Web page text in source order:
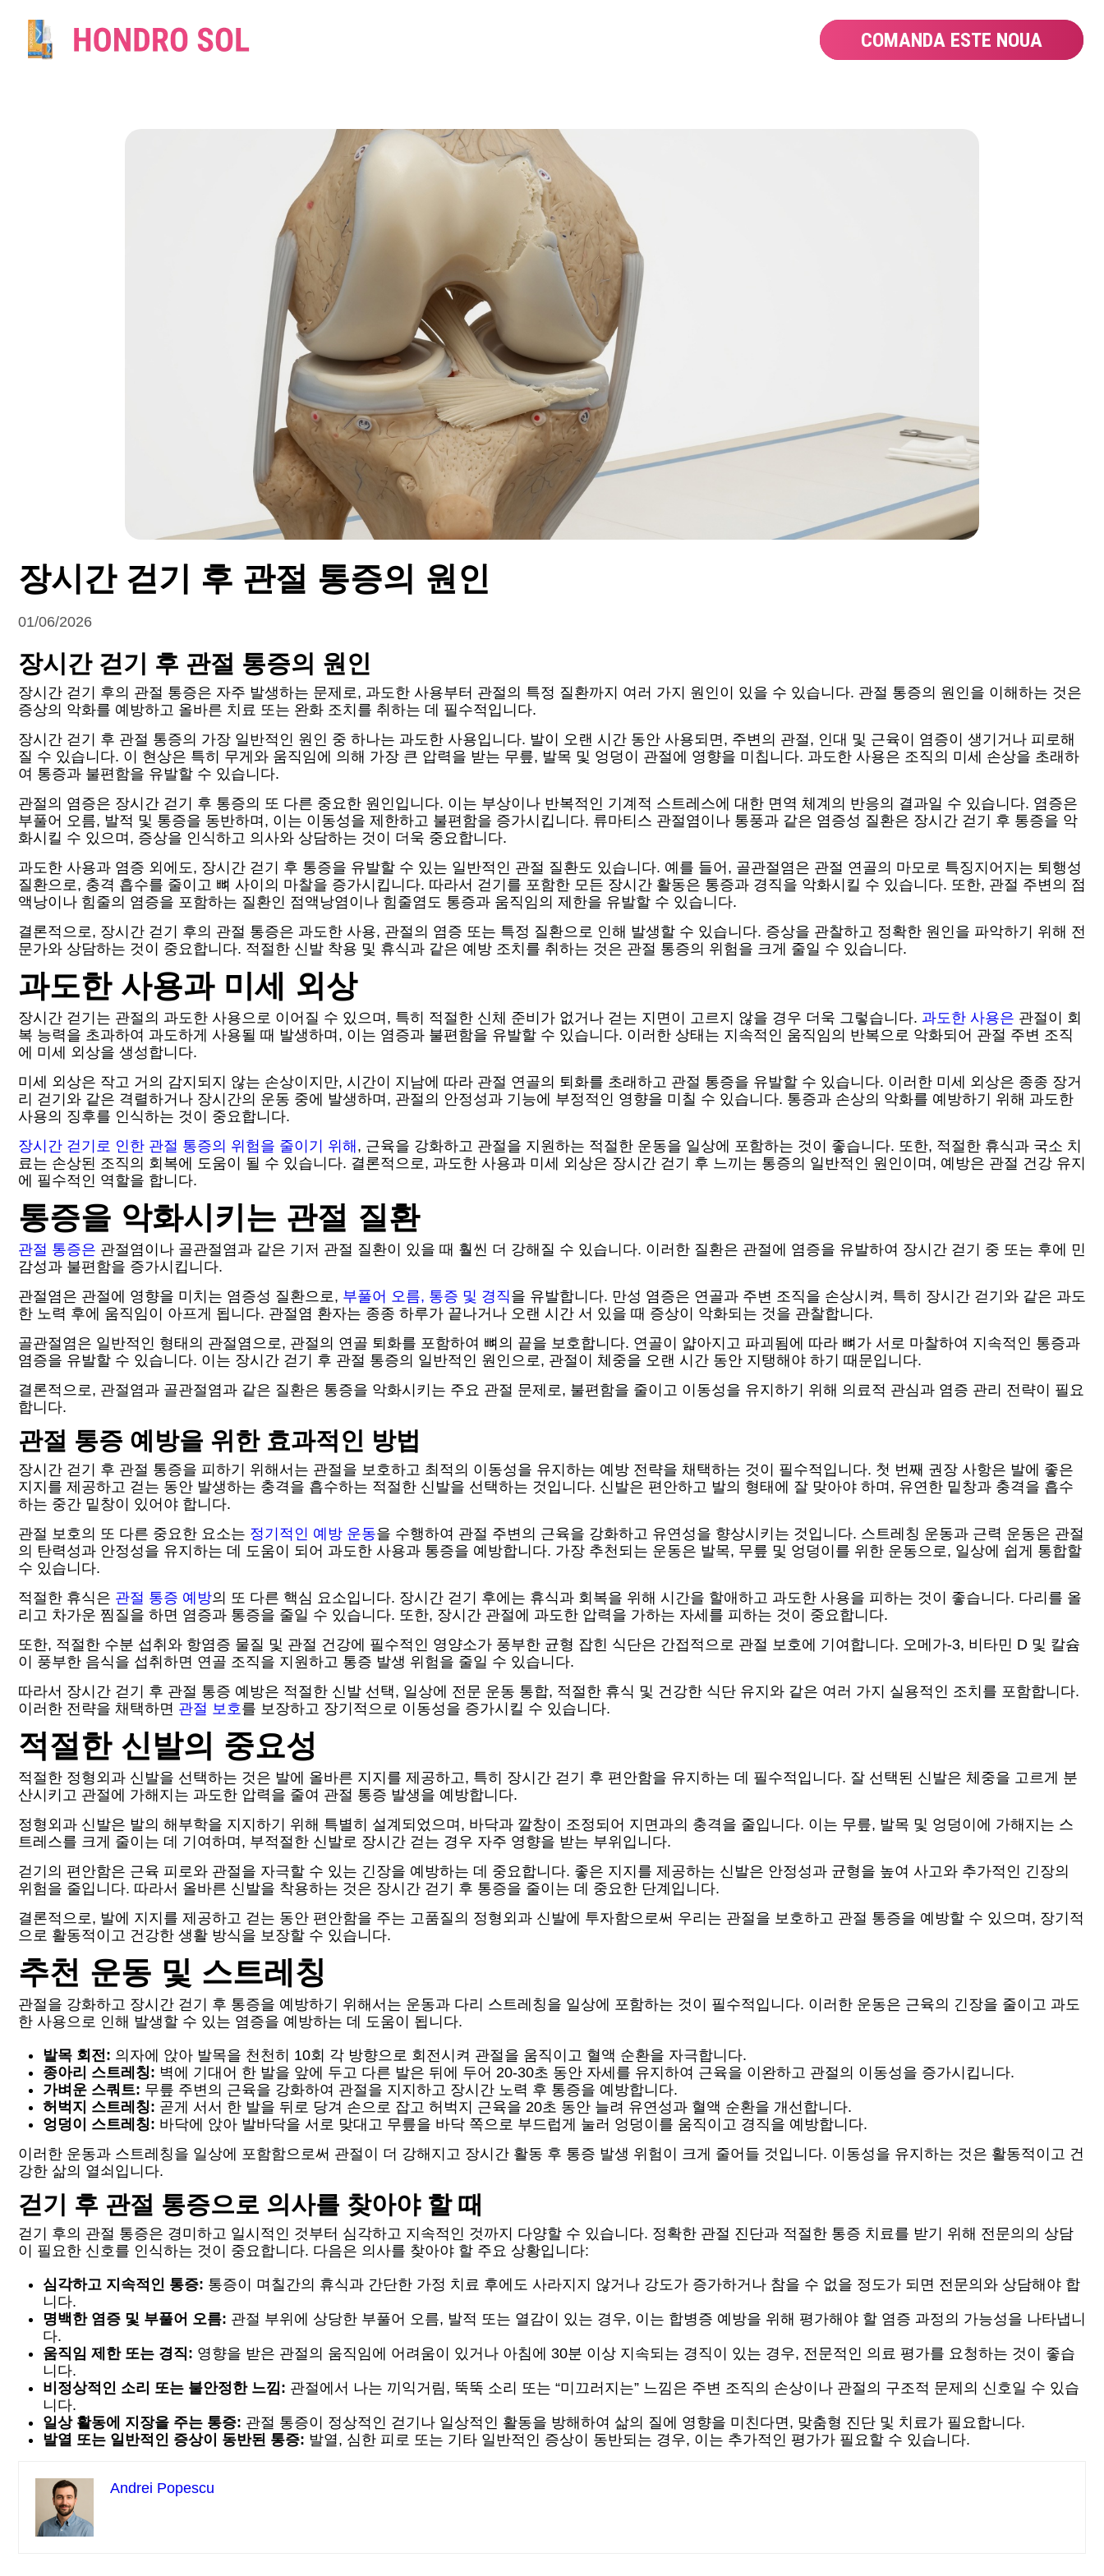
COMANDA ESTE NOUA
장시간 걷기 후 관절 통증의 원인
01/06/2026
장시간 걷기 후 관절 통증의 원인
장시간 걷기 후의 관절 통증은 자주 발생하는 문제로, 과도한 사용부터 관절의 특정 질환까지 여러 가지 원인이 있을 수 있습니다. 관절 통증의 원인을 이해하는 것은
증상의 악화를 예방하고 올바른 치료 또는 완화 조치를 취하는 데 필수적입니다.
장시간 걷기 후 관절 통증의 가장 일반적인 원인 중 하나는 과도한 사용입니다. 발이 오랜 시간 동안 사용되면, 주변의 관절, 인대 및 근육이 염증이 생기거나 피로해
질 수 있습니다. 이 현상은 특히 무게와 움직임에 의해 가장 큰 압력을 받는 무릎, 발목 및 엉덩이 관절에 영향을 미칩니다. 과도한 사용은 조직의 미세 손상을 초래하
여 통증과 불편함을 유발할 수 있습니다.
관절의 염증은 장시간 걷기 후 통증의 또 다른 중요한 원인입니다. 이는 부상이나 반복적인 기계적 스트레스에 대한 면역 체계의 반응의 결과일 수 있습니다. 염증은
부풀어 오름, 발적 및 통증을 동반하며, 이는 이동성을 제한하고 불편함을 증가시킵니다. 류마티스 관절염이나 통풍과 같은 염증성 질환은 장시간 걷기 후 통증을 악
화시킬 수 있으며, 증상을 인식하고 의사와 상담하는 것이 더욱 중요합니다.
과도한 사용과 염증 외에도, 장시간 걷기 후 통증을 유발할 수 있는 일반적인 관절 질환도 있습니다. 예를 들어, 골관절염은 관절 연골의 마모로 특징지어지는 퇴행성
질환으로, 충격 흡수를 줄이고 뼈 사이의 마찰을 증가시킵니다. 따라서 걷기를 포함한 모든 장시간 활동은 통증과 경직을 악화시킬 수 있습니다. 또한, 관절 주변의 점
액낭이나 힘줄의 염증을 포함하는 질환인 점액낭염이나 힘줄염도 통증과 움직임의 제한을 유발할 수 있습니다.
결론적으로, 장시간 걷기 후의 관절 통증은 과도한 사용, 관절의 염증 또는 특정 질환으로 인해 발생할 수 있습니다. 증상을 관찰하고 정확한 원인을 파악하기 위해 전
문가와 상담하는 것이 중요합니다. 적절한 신발 착용 및 휴식과 같은 예방 조치를 취하는 것은 관절 통증의 위험을 크게 줄일 수 있습니다.
과도한 사용과 미세 외상
장시간 걷기는 관절의 과도한 사용으로 이어질 수 있으며, 특히 적절한 신체 준비가 없거나 걷는 지면이 고르지 않을 경우 더욱 그렇습니다. 과도한 사용은 관절이 회
복 능력을 초과하여 과도하게 사용될 때 발생하며, 이는 염증과 불편함을 유발할 수 있습니다. 이러한 상태는 지속적인 움직임의 반복으로 악화되어 관절 주변 조직
에 미세 외상을 생성합니다.
미세 외상은 작고 거의 감지되지 않는 손상이지만, 시간이 지남에 따라 관절 연골의 퇴화를 초래하고 관절 통증을 유발할 수 있습니다. 이러한 미세 외상은 종종 장거
리 걷기와 같은 격렬하거나 장시간의 운동 중에 발생하며, 관절의 안정성과 기능에 부정적인 영향을 미칠 수 있습니다. 통증과 손상의 악화를 예방하기 위해 과도한
사용의 징후를 인식하는 것이 중요합니다.
장시간 걷기로 인한 관절 통증의 위험을 줄이기 위해 , 근육을 강화하고 관절을 지원하는 적절한 운동을 일상에 포함하는 것이 좋습니다. 또한, 적절한 휴식과 국소 치
료는 손상된 조직의 회복에 도움이 될 수 있습니다. 결론적으로, 과도한 사용과 미세 외상은 장시간 걷기 후 느끼는 통증의 일반적인 원인이며, 예방은 관절 건강 유지
에 필수적인 역할을 합니다.
통증을 악화시키는 관절 질환
관절 통증은 관절염이나 골관절염과 같은 기저 관절 질환이 있을 때 훨씬 더 강해질 수 있습니다. 이러한 질환은 관절에 염증을 유발하여 장시간 걷기 중 또는 후에 민
감성과 불편함을 증가시킵니다.
관절염은 관절에 영향을 미치는 염증성 질환으로, 부풀어 오름, 통증 및 경직을 유발합니다. 만성 염증은 연골과 주변 조직을 손상시켜, 특히 장시간 걷기와 같은 과도
한 노력 후에 움직임이 아프게 됩니다. 관절염 환자는 종종 하루가 끝나거나 오랜 시간 서 있을 때 증상이 악화되는 것을 관찰합니다.
골관절염은 일반적인 형태의 관절염으로, 관절의 연골 퇴화를 포함하여 뼈의 끝을 보호합니다. 연골이 얇아지고 파괴됨에 따라 뼈가 서로 마찰하여 지속적인 통증과
염증을 유발할 수 있습니다. 이는 장시간 걷기 후 관절 통증의 일반적인 원인으로, 관절이 체중을 오랜 시간 동안 지탱해야 하기 때문입니다.
결론적으로, 관절염과 골관절염과 같은 질환은 통증을 악화시키는 주요 관절 문제로, 불편함을 줄이고 이동성을 유지하기 위해 의료적 관심과 염증 관리 전략이 필요
합니다.
관절 통증 예방을 위한 효과적인 방법
장시간 걷기 후 관절 통증을 피하기 위해서는 관절을 보호하고 최적의 이동성을 유지하는 예방 전략을 채택하는 것이 필수적입니다. 첫 번째 권장 사항은 발에 좋은
지지를 제공하고 걷는 동안 발생하는 충격을 흡수하는 적절한 신발을 선택하는 것입니다. 신발은 편안하고 발의 형태에 잘 맞아야 하며, 유연한 밑창과 충격을 흡수
하는 중간 밑창이 있어야 합니다.
관절 보호의 또 다른 중요한 요소는 정기적인 예방 운동을 수행하여 관절 주변의 근육을 강화하고 유연성을 향상시키는 것입니다. 스트레칭 운동과 근력 운동은 관절
의 탄력성과 안정성을 유지하는 데 도움이 되어 과도한 사용과 통증을 예방합니다. 가장 추천되는 운동은 발목, 무릎 및 엉덩이를 위한 운동으로, 일상에 쉽게 통합할
수 있습니다.
적절한 휴식은 관절 통증 예방의 또 다른 핵심 요소입니다. 장시간 걷기 후에는 휴식과 회복을 위해 시간을 할애하고 과도한 사용을 피하는 것이 좋습니다. 다리를 올
리고 차가운 찜질을 하면 염증과 통증을 줄일 수 있습니다. 또한, 장시간 관절에 과도한 압력을 가하는 자세를 피하는 것이 중요합니다.
또한, 적절한 수분 섭취와 항염증 물질 및 관절 건강에 필수적인 영양소가 풍부한 균형 잡힌 식단은 간접적으로 관절 보호에 기여합니다. 오메가-3, 비타민 D 및 칼슘
이 풍부한 음식을 섭취하면 연골 조직을 지원하고 통증 발생 위험을 줄일 수 있습니다.
따라서 장시간 걷기 후 관절 통증 예방은 적절한 신발 선택, 일상에 전문 운동 통합, 적절한 휴식 및 건강한 식단 유지와 같은 여러 가지 실용적인 조치를 포함합니다.
이러한 전략을 채택하면 관절 보호를 보장하고 장기적으로 이동성을 증가시킬 수 있습니다.
적절한 신발의 중요성
적절한 정형외과 신발을 선택하는 것은 발에 올바른 지지를 제공하고, 특히 장시간 걷기 후 편안함을 유지하는 데 필수적입니다. 잘 선택된 신발은 체중을 고르게 분
산시키고 관절에 가해지는 과도한 압력을 줄여 관절 통증 발생을 예방합니다.
정형외과 신발은 발의 해부학을 지지하기 위해 특별히 설계되었으며, 바닥과 깔창이 조정되어 지면과의 충격을 줄입니다. 이는 무릎, 발목 및 엉덩이에 가해지는 스
트레스를 크게 줄이는 데 기여하며, 부적절한 신발로 장시간 걷는 경우 자주 영향을 받는 부위입니다.
걷기의 편안함은 근육 피로와 관절을 자극할 수 있는 긴장을 예방하는 데 중요합니다. 좋은 지지를 제공하는 신발은 안정성과 균형을 높여 사고와 추가적인 긴장의
위험을 줄입니다. 따라서 올바른 신발을 착용하는 것은 장시간 걷기 후 통증을 줄이는 데 중요한 단계입니다.
결론적으로, 발에 지지를 제공하고 걷는 동안 편안함을 주는 고품질의 정형외과 신발에 투자함으로써 우리는 관절을 보호하고 관절 통증을 예방할 수 있으며, 장기적
으로 활동적이고 건강한 생활 방식을 보장할 수 있습니다.
추천 운동 및 스트레칭
관절을 강화하고 장시간 걷기 후 통증을 예방하기 위해서는 운동과 다리 스트레칭을 일상에 포함하는 것이 필수적입니다. 이러한 운동은 근육의 긴장을 줄이고 과도
한 사용으로 인해 발생할 수 있는 염증을 예방하는 데 도움이 됩니다.
발목 회전: 의자에 앉아 발목을 천천히 10회 각 방향으로 회전시켜 관절을 움직이고 혈액 순환을 자극합니다.
종아리 스트레칭: 벽에 기대어 한 발을 앞에 두고 다른 발은 뒤에 두어 20-30초 동안 자세를 유지하여 근육을 이완하고 관절의 이동성을 증가시킵니다.
가벼운 스쿼트: 무릎 주변의 근육을 강화하여 관절을 지지하고 장시간 노력 후 통증을 예방합니다.
허벅지 스트레칭: 곧게 서서 한 발을 뒤로 당겨 손으로 잡고 허벅지 근육을 20초 동안 늘려 유연성과 혈액 순환을 개선합니다.
엉덩이 스트레칭: 바닥에 앉아 발바닥을 서로 맞대고 무릎을 바닥 쪽으로 부드럽게 눌러 엉덩이를 움직이고 경직을 예방합니다.
이러한 운동과 스트레칭을 일상에 포함함으로써 관절이 더 강해지고 장시간 활동 후 통증 발생 위험이 크게 줄어들 것입니다. 이동성을 유지하는 것은 활동적이고 건
강한 삶의 열쇠입니다.
걷기 후 관절 통증으로 의사를 찾아야 할 때
걷기 후의 관절 통증은 경미하고 일시적인 것부터 심각하고 지속적인 것까지 다양할 수 있습니다. 정확한 관절 진단과 적절한 통증 치료를 받기 위해 전문의의 상담
이 필요한 신호를 인식하는 것이 중요합니다. 다음은 의사를 찾아야 할 주요 상황입니다:
심각하고 지속적인 통증: 통증이 며칠간의 휴식과 간단한 가정 치료 후에도 사라지지 않거나 강도가 증가하거나 참을 수 없을 정도가 되면 전문의와 상담해야 합
니다.
명백한 염증 및 부풀어 오름: 관절 부위에 상당한 부풀어 오름, 발적 또는 열감이 있는 경우, 이는 합병증 예방을 위해 평가해야 할 염증 과정의 가능성을 나타냅니
다.
움직임 제한 또는 경직: 영향을 받은 관절의 움직임에 어려움이 있거나 아침에 30분 이상 지속되는 경직이 있는 경우, 전문적인 의료 평가를 요청하는 것이 좋습
니다.
비정상적인 소리 또는 불안정한 느낌: 관절에서 나는 끼익거림, 뚝뚝 소리 또는 “미끄러지는” 느낌은 주변 조직의 손상이나 관절의 구조적 문제의 신호일 수 있습
니다.
일상 활동에 지장을 주는 통증: 관절 통증이 정상적인 걷기나 일상적인 활동을 방해하여 삶의 질에 영향을 미친다면, 맞춤형 진단 및 치료가 필요합니다.
발열 또는 일반적인 증상이 동반된 통증: 발열, 심한 피로 또는 기타 일반적인 증상이 동반되는 경우, 이는 추가적인 평가가 필요할 수 있습니다.
Andrei Popescu